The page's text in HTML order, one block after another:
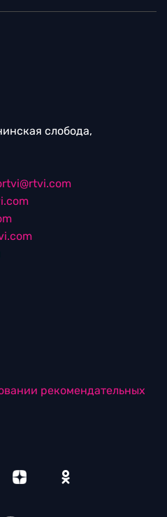
слобода,
рекомендательных